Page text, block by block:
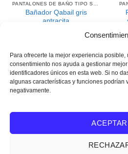
Para ofrecerte la mejor experiencia posible,
consentimiento nos ayuda a gestionar
identificadores únicos en esta web. Si no
algunas características y funciones podrían
negativamente.
ACEPTAR
Bañador Qabail gris
antracita
OPCIONES
Este
producto
Pantalones
Aviso legal/Condiciones generales